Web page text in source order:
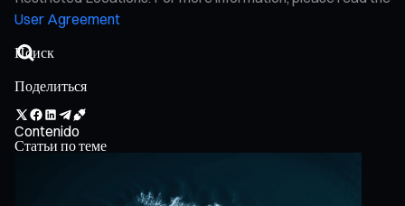
User Agreement
Поделиться
Contenido
Статьи по теме